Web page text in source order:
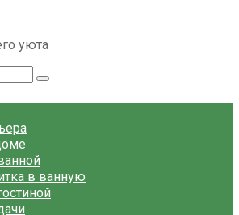
уюта
в ванную